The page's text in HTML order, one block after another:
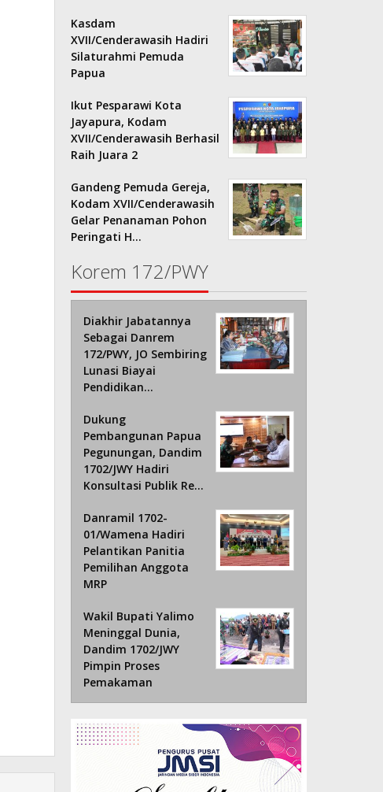
Kasdam
XVII/Cenderawasih Hadiri
Silaturahmi Pemuda
Papua
Ikut Pesparawi Kota
Jayapura, Kodam
XVII/Cenderawasih Berhasil
Raih Juara 2
Gandeng Pemuda Gereja,
Kodam XVII/Cenderawasih
Gelar Penanaman Pohon
Peringati H…
Korem 172/PWY
Diakhir Jabatannya
Sebagai Danrem
172/PWY, JO Sembiring
Lunasi Biayai
Pendidikan…
Dukung
Pembangunan Papua
Pegunungan, Dandim
1702/JWY Hadiri
Konsultasi Publik Re…
Danramil 1702-
01/Wamena Hadiri
Pelantikan Panitia
Pemilihan Anggota
MRP
Wakil Bupati Yalimo
Meninggal Dunia,
Dandim 1702/JWY
Pimpin Proses
Pemakaman